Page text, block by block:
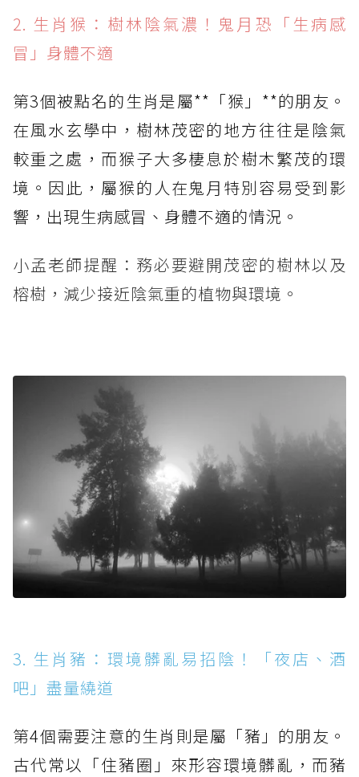
2. 生肖猴：樹林陰氣濃！鬼月恐「生病感
冒」身體不適
第3個被點名的生肖是屬**「猴」**的朋友。
在風水玄學中，樹林茂密的地方往往是陰氣
較重之處，而猴子大多棲息於樹木繁茂的環
境。因此，屬猴的人在鬼月特別容易受到影
響，出現生病感冒、身體不適的情況。
小孟老師提醒：務必要避開茂密的樹林以及
榕樹，減少接近陰氣重的植物與環境。
3. 生肖豬：環境髒亂易招陰！「夜店、酒
吧」盡量繞道
第4個需要注意的生肖則是屬「豬」的朋友。
古代常以「住豬圈」來形容環境髒亂，而豬